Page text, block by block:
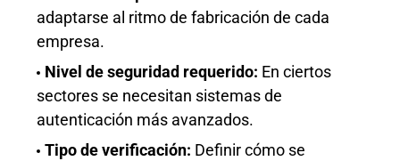
adaptarse al ritmo de fabricación de cada
empresa.
Nivel de seguridad requerido: En ciertos
sectores se necesitan sistemas de
autenticación más avanzados.
Tipo de verificación: Definir cómo se